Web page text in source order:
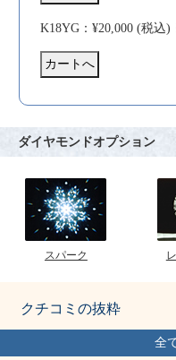
K18YG：¥20,000 (税込
ダイヤモンドオプション
スパーク
クチコミの抜粋